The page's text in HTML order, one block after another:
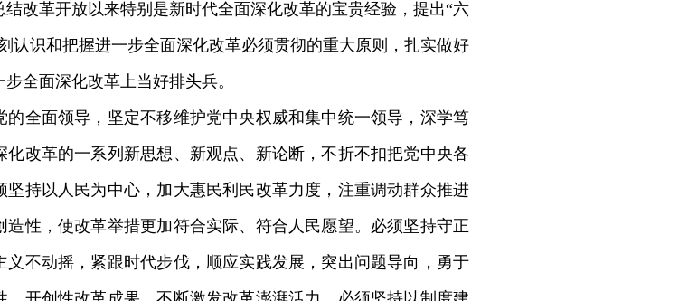
改革开放以来特别是新时代全面深化改革的宝贵经验，提出“六
认识和把握进一步全面深化改革必须贯彻的重大原则，扎实做好
全面深化改革上当好排头兵。
全面领导，坚定不移维护党中央权威和集中统一领导，深学笃
化改革的一系列新思想、新观点、新论断，不折不扣把党中央各
坚持以人民为中心，加大惠民利民改革力度，注重调动群众推进
造性，使改革举措更加符合实际、符合人民愿望。必须坚持守正
义不动摇，紧跟时代步伐，顺应实践发展，突出问题导向，勇于